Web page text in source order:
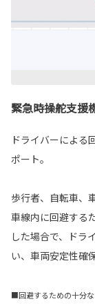
緊急時操舵支援
ドライバーによる
ポート。
歩行者、自転車、
車線内に回避する
した場合で、ドラ
い、車両安定性確
■回避するための十分